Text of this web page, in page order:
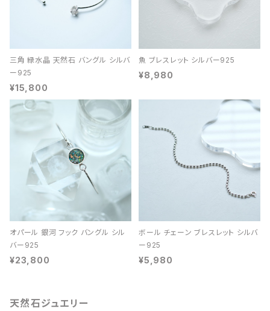
三角 緑水晶 天然石 バングル シルバ
ー925
¥15,800
魚 ブレスレット シルバー925
¥8,980
オパール 銀河 フック バングル シル
バー925
¥23,800
ボール チェーン ブレスレット シルバ
ー925
¥5,980
天然石ジュエリー